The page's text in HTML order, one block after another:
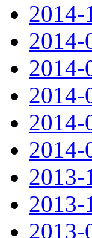
2014-
2014-
2014-
2014-
2014-
2014-
2013-
2013-
2013-